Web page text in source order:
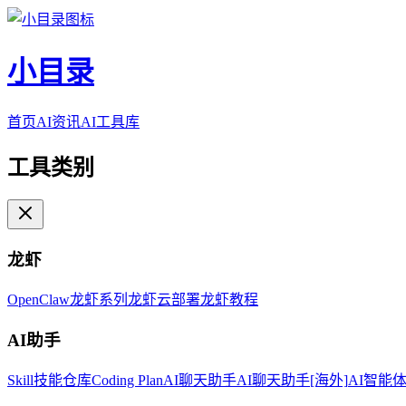
小目录
首页AI资讯AI工具库
工具类别
龙虾
OpenClaw龙虾系列 龙虾云部署龙虾教程
AI助手
Skill技能仓库Coding PlanAI聊天助手AI聊天助手[海外]AI智能体